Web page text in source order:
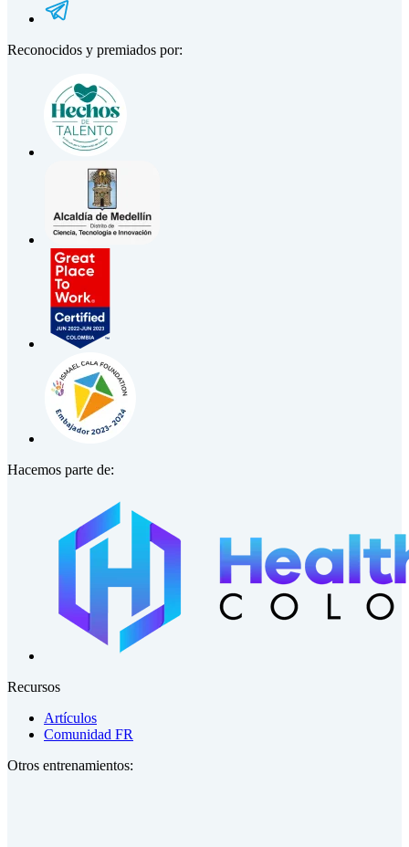
Reconocidos y premiados por:
Hacemos parte de:
Recursos
Artículos
Comunidad FR
Otros entrenamientos: